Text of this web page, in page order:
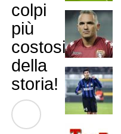
colpi
più
costosi
della
storia!